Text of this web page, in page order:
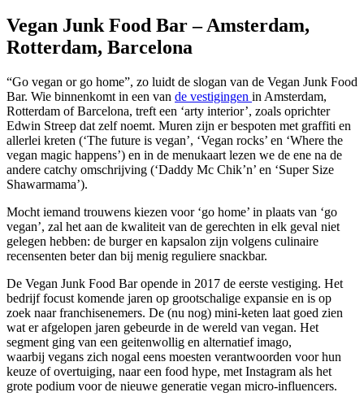
Vegan Junk Food Bar – Amsterdam,
Rotterdam, Barcelona
“Go vegan or go home”, zo luidt de slogan van de Vegan Junk Food
Bar. Wie binnenkomt in een van de vestigingen in Amsterdam,
Rotterdam of Barcelona, treft een ‘arty interior’, zoals oprichter
Edwin Streep dat zelf noemt. Muren zijn er bespoten met graffiti en
allerlei kreten (‘The future is vegan’, ‘Vegan rocks’ en ‘Where the
vegan magic happens’) en in de menukaart lezen we de ene na de
andere catchy omschrijving (‘Daddy Mc Chik’n’ en ‘Super Size
Shawarmama’).
Mocht iemand trouwens kiezen voor ‘go home’ in plaats van ‘go
vegan’, zal het aan de kwaliteit van de gerechten in elk geval niet
gelegen hebben: de burger en kapsalon zijn volgens culinaire
recensenten beter dan bij menig reguliere snackbar.
De Vegan Junk Food Bar opende in 2017 de eerste vestiging. Het
bedrijf focust komende jaren op grootschalige expansie en is op
zoek naar franchisenemers. De (nu nog) mini-keten laat goed zien
wat er afgelopen jaren gebeurde in de wereld van vegan. Het
segment ging van een geitenwollig en alternatief imago,
waarbij vegans zich nogal eens moesten verantwoorden voor hun
keuze of overtuiging, naar een food hype, met Instagram als het
grote podium voor de nieuwe generatie vegan micro-influencers.